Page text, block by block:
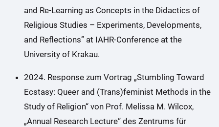
and Re-Learning as Concepts in the Didactics of
Religious Studies – Experiments, Developments,
and Reflections” at IAHR-Conference at the
University of Krakau.
2024. Response zum Vortrag „Stumbling Toward
Ecstasy: Queer and (Trans)feminist Methods in the
Study of Religion“ von Prof. Melissa M. Wilcox,
„Annual Research Lecture“ des Zentrums für